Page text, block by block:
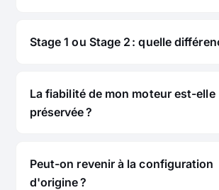
Stage 1 ou Stage 2 : quelle
La fiabilité de mon moteur est-elle
préservée ?
Peut-on revenir à la configuration
d'origine ?